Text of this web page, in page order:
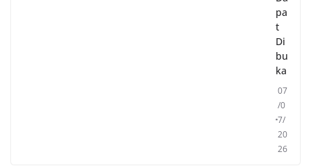
pa
t
Di
bu
ka
07
/0
7/
20
26